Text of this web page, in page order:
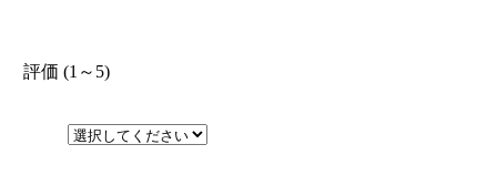
評価 (1～5)